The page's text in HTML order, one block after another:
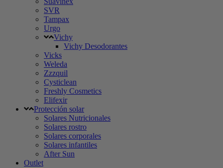
SVR
Tampax
Urgo
Vichy
Vichy Desodorantes
Vicks
Weleda
Zzzquil
Cysticlean
Freshly Cosmetics
Elifexir
Protección solar
Solares Nutricionales
Solares rostro
Solares corporales
Solares infantiles
After Sun
Outlet